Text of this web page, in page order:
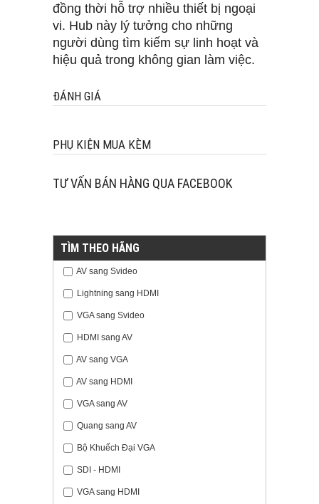
đồng thời hỗ trợ nhiều thiết bị ngoại
vi. Hub này lý tưởng cho những
người dùng tìm kiếm sự linh hoạt và
hiệu quả trong không gian làm việc.
ĐÁNH GIÁ
PHỤ KIỆN MUA KÈM
TƯ VẤN BÁN HÀNG QUA FACEBOOK
TÌM THEO HÃNG
AV sang Svideo
Lightning sang HDMI
VGA sang Svideo
HDMI sang AV
AV sang VGA
AV sang HDMI
VGA sang AV
Quang sang AV
Bộ Khuếch Đại VGA
SDI - HDMI
VGA sang HDMI